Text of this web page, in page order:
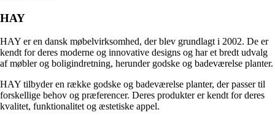
HAY
HAY er en dansk møbelvirksomhed, der blev grundlagt i 2002. De er
kendt for deres moderne og innovative designs og har et bredt udvalg
af møbler og boligindretning, herunder godske og badeværelse planter.
HAY tilbyder en række godske og badeværelse planter, der passer til
forskellige behov og præferencer. Deres produkter er kendt for deres
kvalitet, funktionalitet og æstetiske appel.